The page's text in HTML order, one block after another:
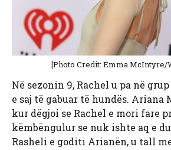
[Photo Credit: Emma McIntyre/
Në sezonin 9, Rachel u pa në
e saj të gabuar të hundës.
kur dëgjoi se Rachel e mori fare
këmbëngulur se nuk ishte aq e
Rasheli e goditi Arianën, u tall